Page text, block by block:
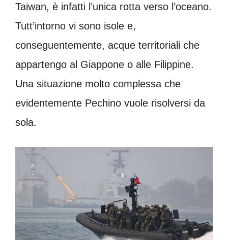
Taiwan, è infatti l’unica rotta verso l’oceano.
Tutt’intorno vi sono isole e,
conseguentemente, acque territoriali che
appartengo al Giappone o alle Filippine.
Una situazione molto complessa che
evidentemente Pechino vuole risolversi da
sola.